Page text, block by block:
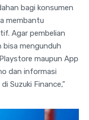
bagi konsumen
membantu
Agar pembelian
bisa mengunduh
maupun App
dan informasi
Suzuki Finance,”